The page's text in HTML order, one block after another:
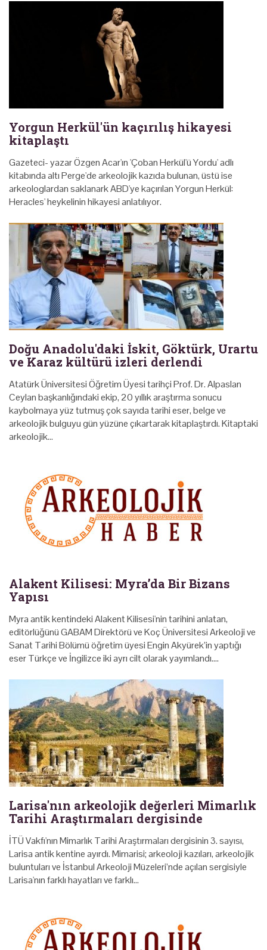
Yorgun Herkül'ün kaçırılış hikayesi
kitaplaştı
Gazeteci- yazar Özgen Acar'ın 'Çoban Herkül'ü Yordu' adlı
kitabında altı Perge'de arkeolojik kazıda bulunan, üstü ise
arkeologlardan saklanark ABD'ye kaçırılan Yorgun Herkül:
Heracles' heykelinin hikayesi anlatılıyor.
Doğu Anadolu'daki İskit, Göktürk, Urartu
ve Karaz kültürü izleri derlendi
Atatürk Üniversitesi Öğretim Üyesi tarihçi Prof. Dr. Alpaslan
Ceylan başkanlığındaki ekip, 20 yıllık araştırma sonucu
kaybolmaya yüz tutmuş çok sayıda tarihi eser, belge ve
arkeolojik bulguyu gün yüzüne çıkartarak kitaplaştırdı. Kitaptaki
arkeolojik…
Alakent Kilisesi: Myra’da Bir Bizans
Yapısı
Myra antik kentindeki Alakent Kilisesi'nin tarihini anlatan,
editörlüğünü GABAM Direktörü ve Koç Üniversitesi Arkeoloji ve
Sanat Tarihi Bölümü öğretim üyesi Engin Akyürek’in yaptığı
eser Türkçe ve İngilizce iki ayrı cilt olarak yayımlandı.…
Larisa'nın arkeolojik değerleri Mimarlık
Tarihi Araştırmaları dergisinde
İTÜ Vakfı'nın Mimarlık Tarihi Araştırmaları dergisinin 3. sayısı,
Larisa antik kentine ayırdı. Mimarisi; arkeoloji kazıları, arkeolojik
buluntuları ve İstanbul Arkeoloji Müzeleri’nde açılan sergisiyle
Larisa'nın farklı hayatları ve farklı…